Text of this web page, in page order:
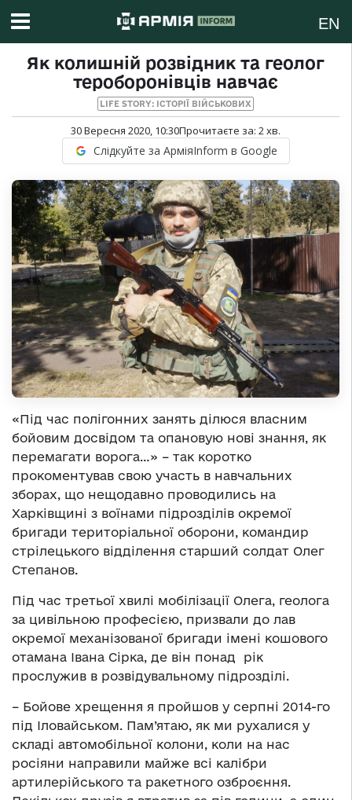
EN
Як колишній розвідник та геолог
тероборонівців навчає
LIFE STORY: ІСТОРІЇ ВІЙСЬКОВИХ
30 Вересня 2020, 10:30Прочитаєте за: 2хв.
Слідкуйте за АрміяInform в Google
«Під час полігонних занять ділюся власним
бойовим досвідом та опановую нові знання, як
перемагати ворога…» – так коротко
прокоментував свою участь в навчальних
зборах, що нещодавно проводились на
Харківщині з воїнами підрозділів окремої
бригади територіальної оборони, командир
стрілецького відділення старший солдат Олег
Степанов.
Під час третьої хвилі мобілізації Олега, геолога
за цивільною професією, призвали до лав
окремої механізованої бригади імені кошового
отамана Івана Сірка, де він понад рік
прослужив в розвідувальному підрозділі.
– Бойове хрещення я пройшов у серпні 2014-го
під Іловайськом. Пам’ятаю, як ми рухалися у
складі автомобільної колони, коли на нас
росіяни направили майже всі калібри
артилерійського та ракетного озброєння.